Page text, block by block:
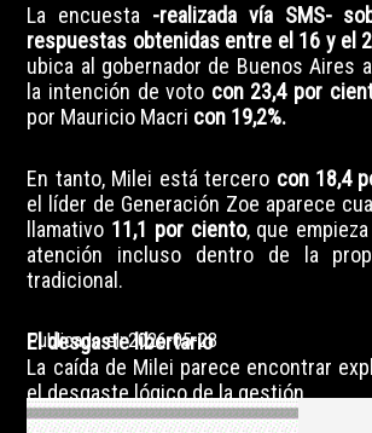
La encuesta -realizada vía SMS-
respuestas obtenidas entre el 16 y el
ubica al gobernador de Buenos Aires
la intención de voto con 23,4 por
por Mauricio Macri con 19,2%.
En tanto, Milei está tercero con 18,4
el líder de Generación Zoe aparece
llamativo 11,1 por ciento, que
atención incluso dentro de la
tradicional.
El desgaste libertario
La caída de Milei parece encontrar
el desgaste lógico de la gestión.
Publicado el: 2026-05-28